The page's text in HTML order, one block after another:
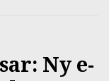
Ny e-